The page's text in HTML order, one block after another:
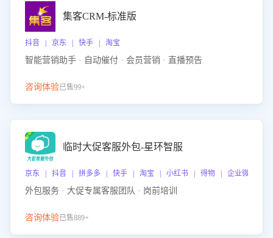
集客CRM-标准版
抖音 | 京东 | 快手 | 淘宝
智能营销助手 · 自动催付 · 会员营销 · 直播预告
咨询体验已售99+
临时大促客服外包-星环智服
京东 | 抖音 | 拼多多 | 快手 | 淘宝 | 小红书 | 得物 | 企业微信
外包服务 · 大促专属客服团队 · 岗前培训
咨询体验已售889+